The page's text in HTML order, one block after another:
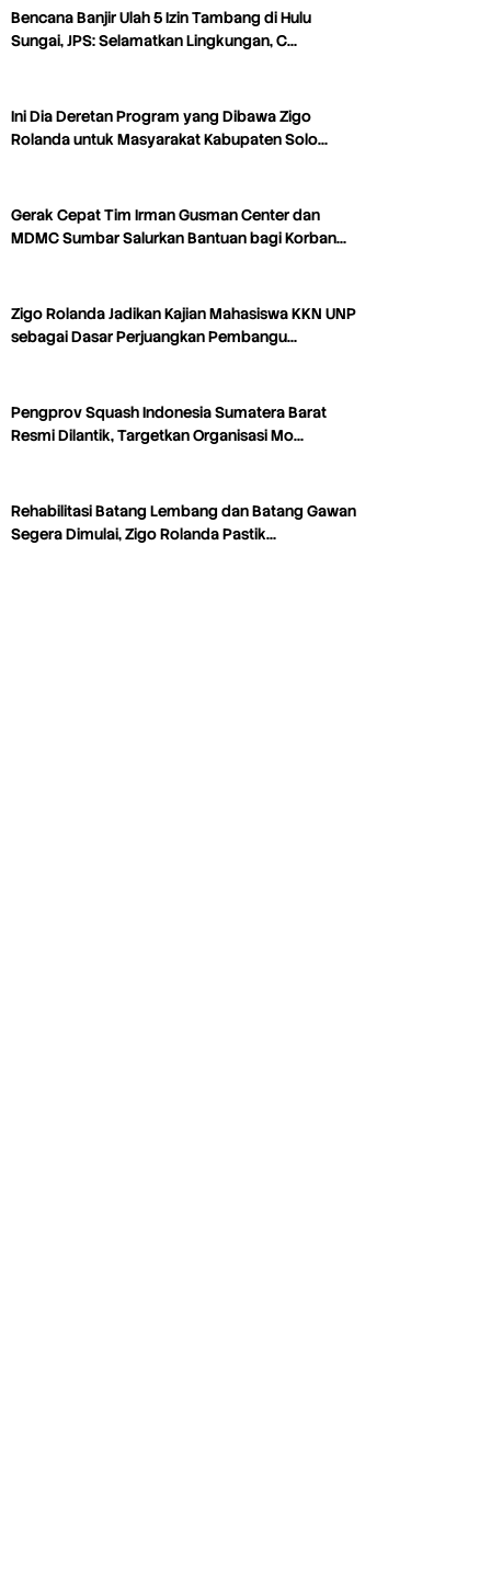
Bencana Banjir Ulah 5 Izin Tambang di Hulu
Sungai, JPS: Selamatkan Lingkungan, C…
Ini Dia Deretan Program yang Dibawa Zigo
Rolanda untuk Masyarakat Kabupaten Solo…
Gerak Cepat Tim Irman Gusman Center dan
MDMC Sumbar Salurkan Bantuan bagi Korban…
Zigo Rolanda Jadikan Kajian Mahasiswa KKN UNP
sebagai Dasar Perjuangkan Pembangu…
Pengprov Squash Indonesia Sumatera Barat
Resmi Dilantik, Targetkan Organisasi Mo…
Rehabilitasi Batang Lembang dan Batang Gawan
Segera Dimulai, Zigo Rolanda Pastik…